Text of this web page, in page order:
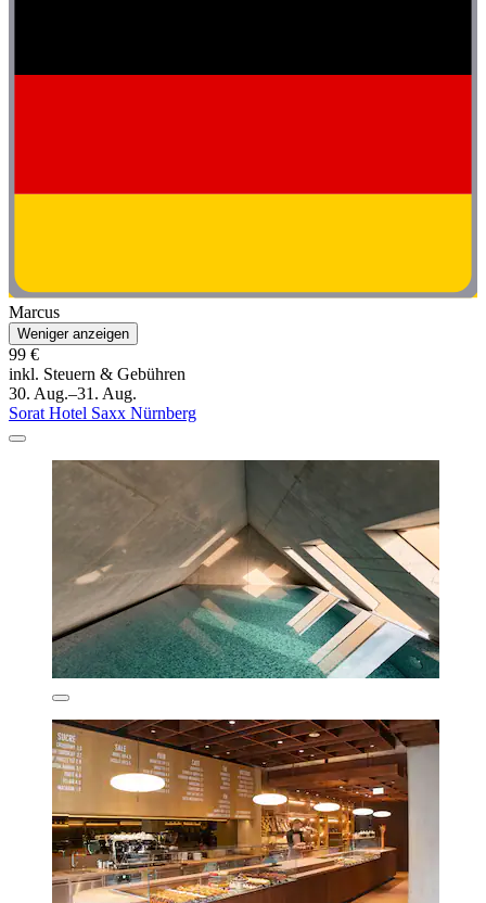
Marcus
Weniger anzeigen
99 €
inkl. Steuern & Gebühren
30. Aug.–31. Aug.
Sorat Hotel Saxx Nürnberg